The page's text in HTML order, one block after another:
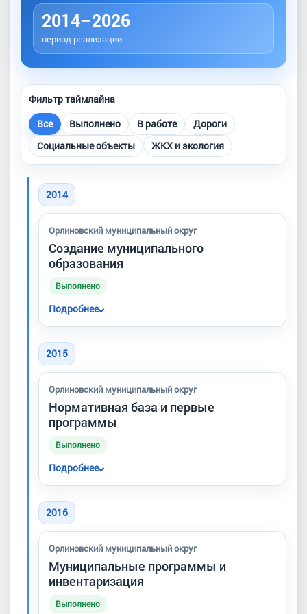
2014–2026
период реализации
Фильтр таймлайна
Все
Выполнено В работе
Дороги
Социальные объекты
ЖКХ и экология
2014
Орлиновский муниципальный округ
Создание муниципального
образования
Выполнено
Подробнее
города Севастополя. Закон о границах и
статусе муниципальных образований
2015
Орлиновский муниципальный округ
Нормативная база и первые
программы
Выполнено
Подробнее
муниципалитета, принят бюджетный
процесс, появились первые муниципальные
финансирование первоочередных работ в
населённых пунктах округа.
2016
Орлиновский муниципальный округ
Муниципальные программы и
инвентаризация
Выполнено